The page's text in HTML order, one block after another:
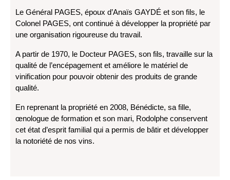
Le Général PAGES, époux d’Anaïs GAYDÉ et son fils, le
Colonel PAGES, ont continué à développer la propriété par
une organisation rigoureuse du travail.
A partir de 1970, le Docteur PAGES, son fils, travaille sur la
qualité de l’encépagement et améliore le matériel de
vinification pour pouvoir obtenir des produits de grande
qualité.
En reprenant la propriété en 2008, Bénédicte, sa fille,
œnologue de formation et son mari, Rodolphe conservent
cet état d’esprit familial qui a permis de bâtir et développer
la notoriété de nos vins.